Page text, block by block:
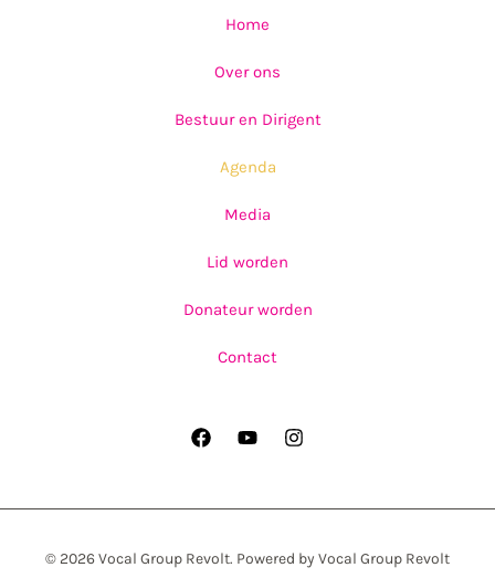
Home
Over ons
Bestuur en Dirigent
Agenda
Media
Lid worden
Donateur worden
Contact
© 2026 Vocal Group Revolt. Powered by Vocal Group Revolt